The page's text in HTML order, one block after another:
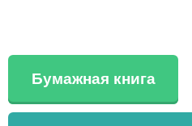
Бумажная книга